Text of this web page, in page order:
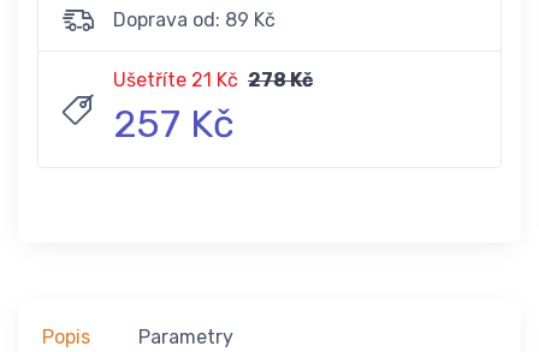
Doprava od: 89 Kč
Ušetříte 21 Kč 278 Kč
257 Kč
Popis Parametry